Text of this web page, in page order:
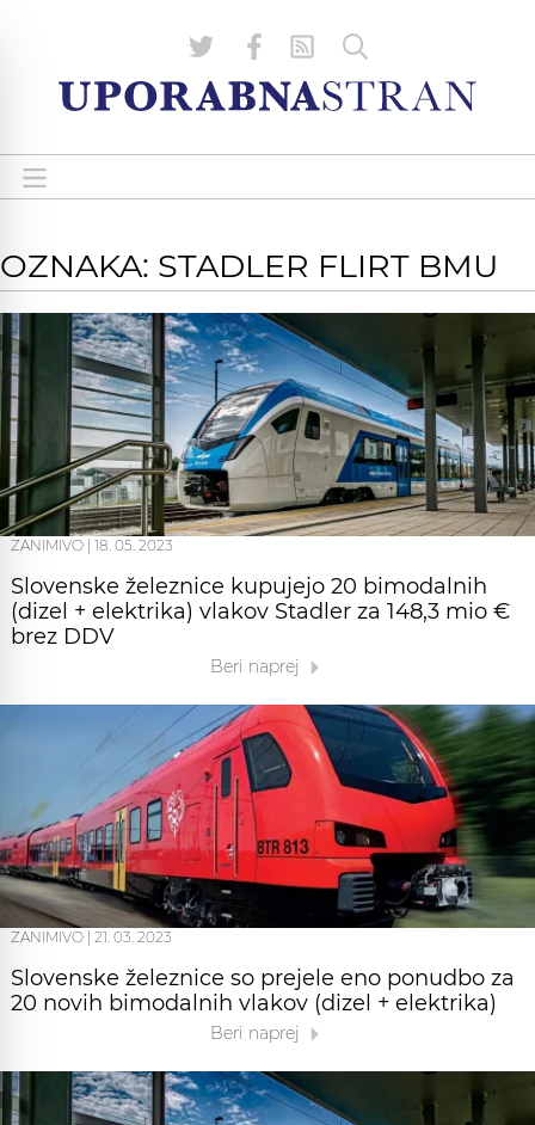
OZNAKA: STADLER FLIRT BMU
ZANIMIVO 18. 05. 2023
Slovenske železnice kupujejo 20 bimodalnih
(dizel + elektrika) vlakov Stadler za 148,3 mio €
brez DDV
Beri naprej
ZANIMIVO 21. 03. 2023
Slovenske železnice so prejele eno ponudbo za
20 novih bimodalnih vlakov (dizel + elektrika)
Beri naprej